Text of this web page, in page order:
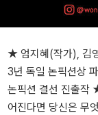
★ 엄지혜(작가), 김
3년 독일 논픽션상
논픽션 결선 진출작 ★ 〈슈피겔
어진다면 당신은 무엇을 할 것인가? 하